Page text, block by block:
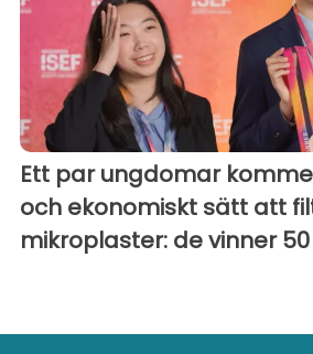
Ett par ungdomar
och ekonomiskt sätt att
mikroplaster: de vinner